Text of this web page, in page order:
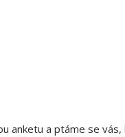
anketu a ptáme se